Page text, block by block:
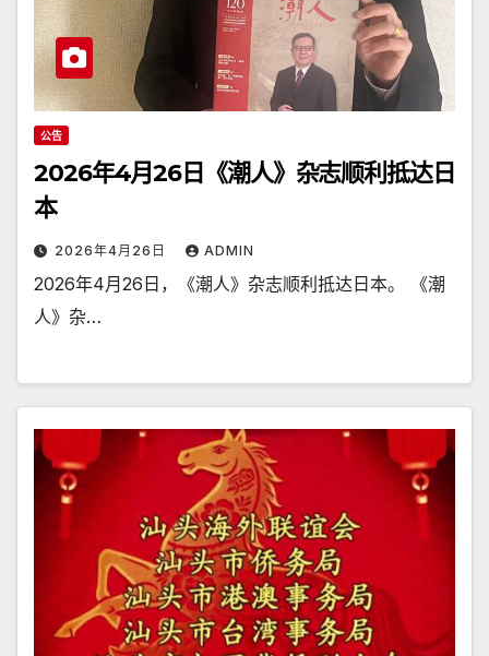
公告
2026年4月26日《潮人》杂志顺利抵达日
本
2026年4月26日 ADMIN
2026年4月26日，《潮人》杂志顺利抵达日本。 《潮
人》杂…